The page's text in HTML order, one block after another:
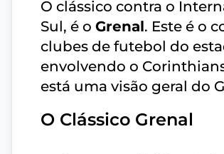
O clássico contra o
Sul, é o Grenal. Este é o
clubes de futebol do
envolvendo o
está uma visão geral do
O Clássico Grenal